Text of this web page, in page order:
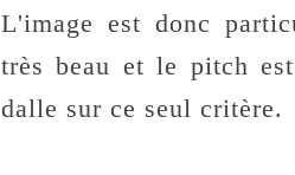
L'image est donc
très beau et le pitch
dalle sur ce seul critère.